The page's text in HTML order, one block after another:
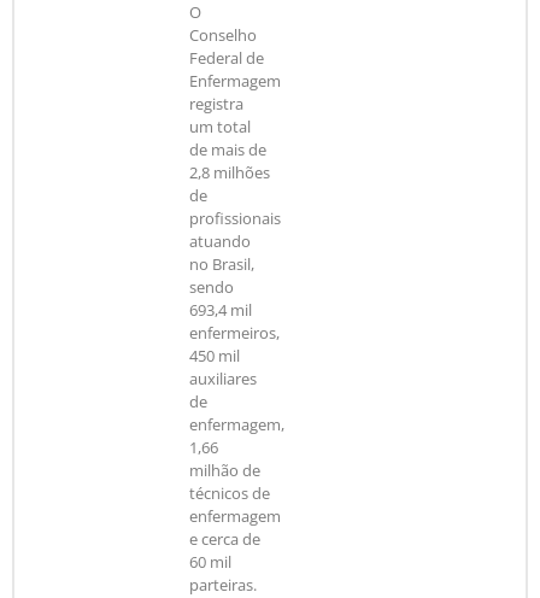
O
Conselho
Federal de
Enfermagem
registra
um total
de mais de
2,8 milhões
de
profissionais
atuando
no Brasil,
sendo
693,4 mil
enfermeiros,
450 mil
auxiliares
de
enfermagem,
1,66
milhão de
técnicos de
enfermagem
e cerca de
60 mil
parteiras.